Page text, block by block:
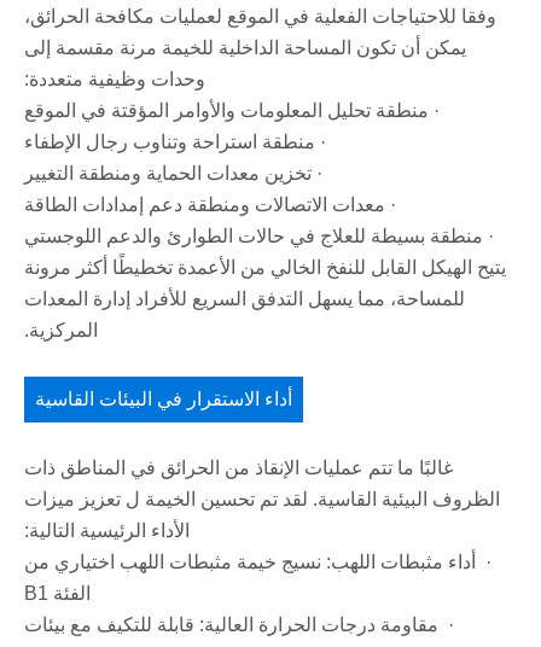
وفقا للاحتياجات الفعلية في الموقع لعمليات مكافحة الحرائق،
يمكن أن تكون المساحة الداخلية للخيمة مرنة مقسمة إلى
وحدات وظيفية متعددة:
· منطقة تحليل المعلومات والأوامر المؤقتة في الموقع
· منطقة استراحة وتناوب رجال الإطفاء
· تخزين معدات الحماية ومنطقة التغيير
· معدات الاتصالات ومنطقة دعم إمدادات الطاقة
· منطقة بسيطة للعلاج في حالات الطوارئ والدعم اللوجستي
يتيح الهيكل القابل للنفخ الخالي من الأعمدة تخطيطًا أكثر مرونة
للمساحة، مما يسهل التدفق السريع للأفراد إدارة المعدات
المركزية.
أداء الاستقرار في البيئات القاسية
غالبًا ما تتم عمليات الإنقاذ من الحرائق في المناطق ذات
الظروف البيئية القاسية. لقد تم تحسين الخيمة ل تعزيز ميزات
الأداء الرئيسية التالية:
· أداء مثبطات اللهب: نسيج خيمة مثبطات اللهب اختياري من
الفئة B1
· مقاومة درجات الحرارة العالية: قابلة للتكيف مع بيئات